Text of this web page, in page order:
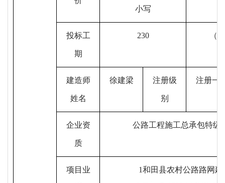
小写
投标工
期
230 （
建造师
姓名
徐建梁 注册级
别
注册一
企业资
质
公路工程施工总承包特级
项目业 1和田县农村公路路网